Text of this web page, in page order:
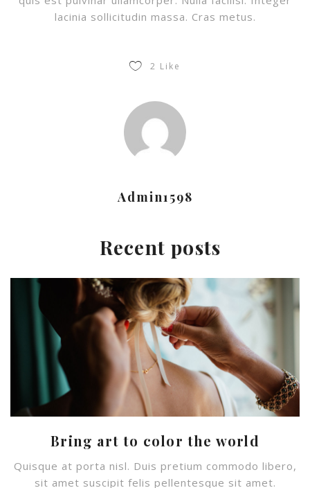
lacinia sollicitudin massa. Cras metus.
2 Like
Admin1598
Recent posts
Bring art to color the world
Quisque at porta nisl. Duis pretium commodo libero,
sit amet suscipit felis pellentesque sit amet.